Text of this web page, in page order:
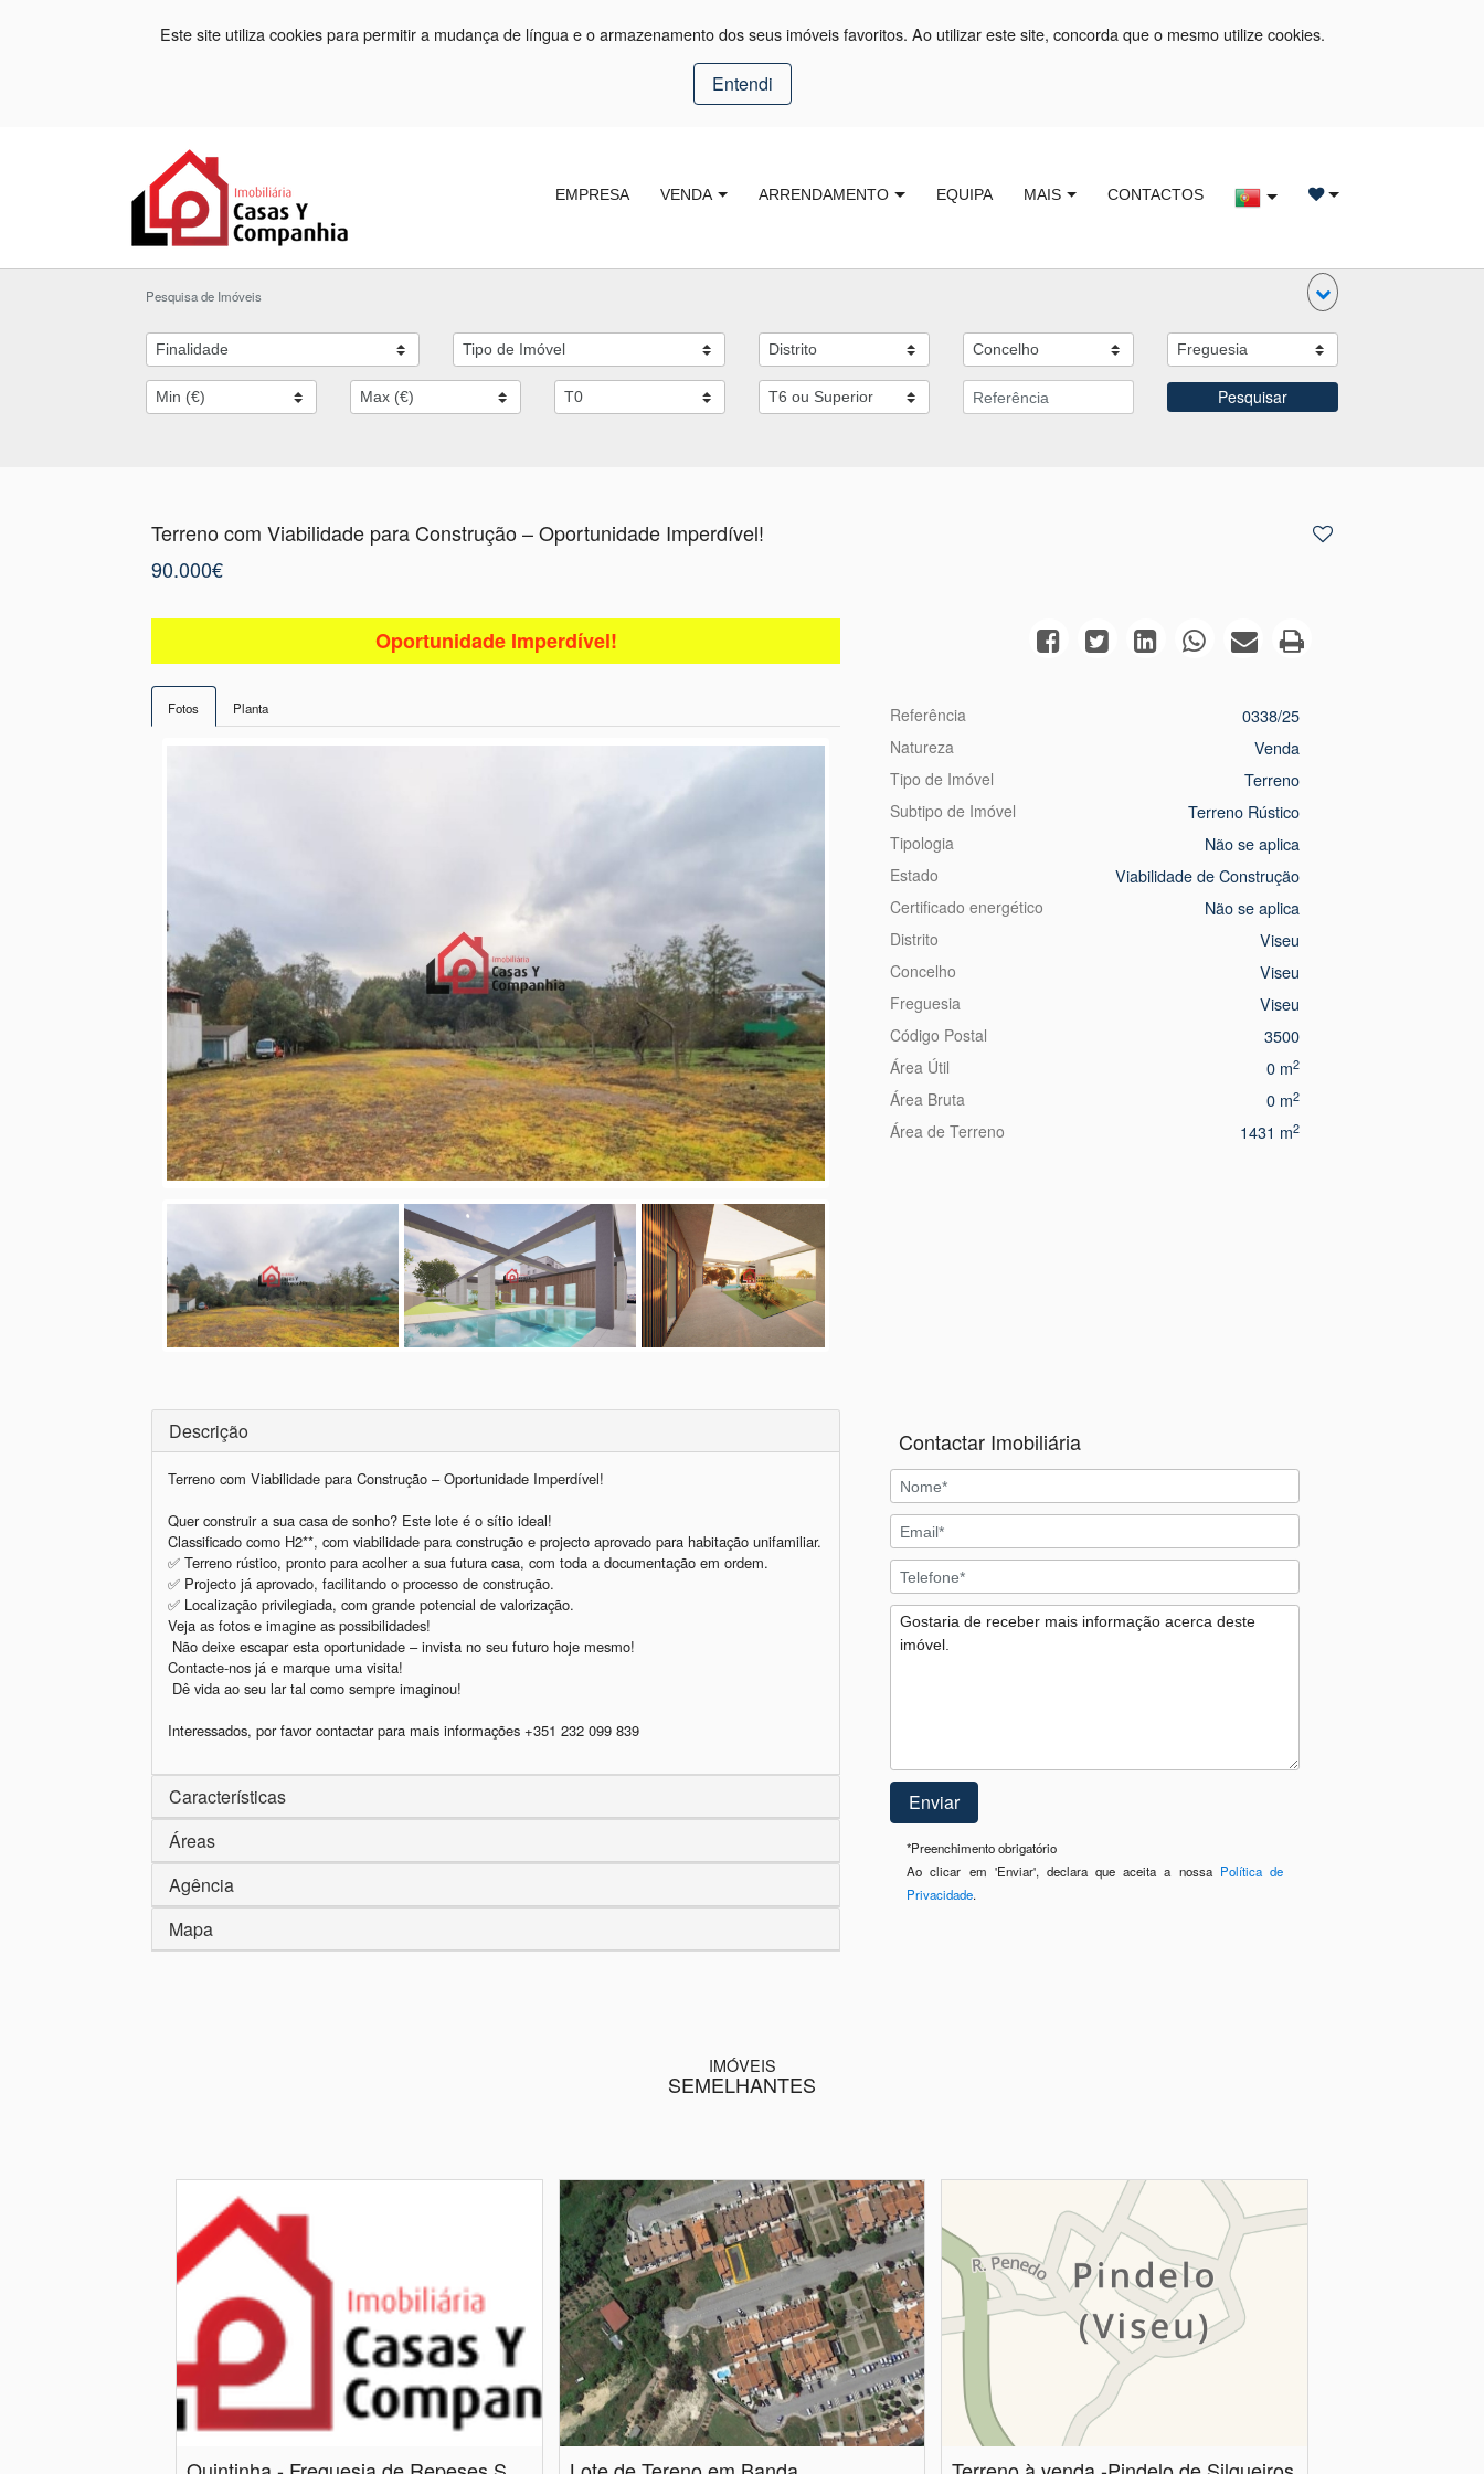
Este site utiliza cookies para permitir a mudança de língua e o armazenamento dos seus imóveis favoritos. Ao utilizar este site, concorda que o mesmo utilize cookies.
Entendi
EMPRESA VENDA ARRENDAMENTO EQUIPA MAIS CONTACTOS
Pesquisa de Imóveis
Pesquisar
Terreno com Viabilidade para Construção – Oportunidade Imperdível!
90.000€
Oportunidade Imperdível!
Fotos Planta Referência 0338/25
Natureza Venda
Tipo de Imóvel Terreno
Subtipo de Imóvel Terreno Rústico
Tipologia Não se aplica
Estado Viabilidade de Construção
Certificado energético Não se aplica
Distrito Viseu
Concelho Viseu
Freguesia Viseu
Código Postal 3500
Área Útil 0 m2
Área Bruta 0 m2
Área de Terreno 1431 m2
Descrição
Terreno com Viabilidade para Construção – Oportunidade Imperdível!
Quer construir a sua casa de sonho? Este lote é o sítio ideal!
Classificado como H2**, com viabilidade para construção e projecto aprovado para habitação unifamiliar.
✅ Terreno rústico, pronto para acolher a sua futura casa, com toda a documentação em ordem.
✅ Projecto já aprovado, facilitando o processo de construção.
✅ Localização privilegiada, com grande potencial de valorização.
Veja as fotos e imagine as possibilidades!
Contacte-nos já e marque uma visita!
Características
Áreas
Agência
Mapa
Contactar Imobiliária
*Preenchimento obrigatório
Ao clicar em 'Enviar', declara que aceita a nossa Política de
Privacidade.
IMÓVEIS
SEMELHANTES